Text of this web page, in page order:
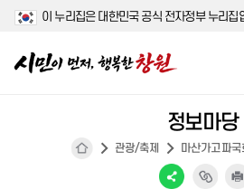
이 누리집은 대한민국 공식 전자정부 누리집
관광/축제 마산가고파국
정보마당